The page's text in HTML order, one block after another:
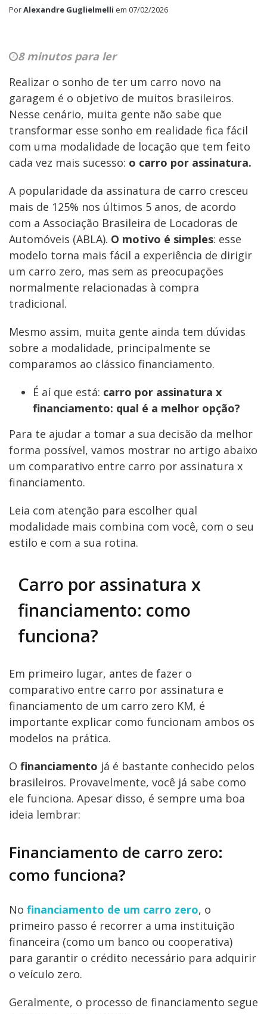
PorAlexandre Guglielmelli em 07/02/2026
8 minutos para ler
Realizar o sonho de ter um carro novo na
garagem é o objetivo de muitos brasileiros.
Nesse cenário, muita gente não sabe que
transformar esse sonho em realidade fica fácil
com uma modalidade de locação que tem feito
cada vez mais sucesso: o carro por assinatura.
A popularidade da assinatura de carro cresceu
mais de 125% nos últimos 5 anos, de acordo
com a Associação Brasileira de Locadoras de
Automóveis (ABLA). O motivo é simples: esse
modelo torna mais fácil a experiência de dirigir
um carro zero, mas sem as preocupações
normalmente relacionadas à compra
tradicional.
Mesmo assim, muita gente ainda tem dúvidas
sobre a modalidade, principalmente se
comparamos ao clássico financiamento.
É aí que está: carro por assinatura x
financiamento: qual é a melhor opção?
Para te ajudar a tomar a sua decisão da melhor
forma possível, vamos mostrar no artigo abaixo
um comparativo entre carro por assinatura x
financiamento.
Leia com atenção para escolher qual
modalidade mais combina com você, com o seu
estilo e com a sua rotina.
Carro por assinatura x
financiamento: como
funciona?
Em primeiro lugar, antes de fazer o
comparativo entre carro por assinatura e
financiamento de um carro zero KM, é
importante explicar como funcionam ambos os
modelos na prática.
O financiamento já é bastante conhecido pelos
brasileiros. Provavelmente, você já sabe como
ele funciona. Apesar disso, é sempre uma boa
ideia lembrar:
Financiamento de carro zero:
como funciona?
No financiamento de um carro zero, o
primeiro passo é recorrer a uma instituição
financeira (como um banco ou cooperativa)
para garantir o crédito necessário para adquirir
o veículo zero.
Geralmente, o processo de financiamento segue